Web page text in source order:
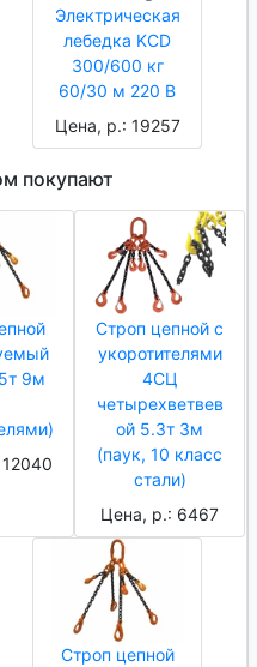
Электрическая
лебедка KCD
300/600 кг
60/30 м 220 В
Цена, р.: 19257
покупают
9м
Строп цепной с
укоротителями
4СЦ
четырехветвев
ой 5.3т 3м
(паук, 10 класс
стали)
Цена, р.: 6467
Строп цепной